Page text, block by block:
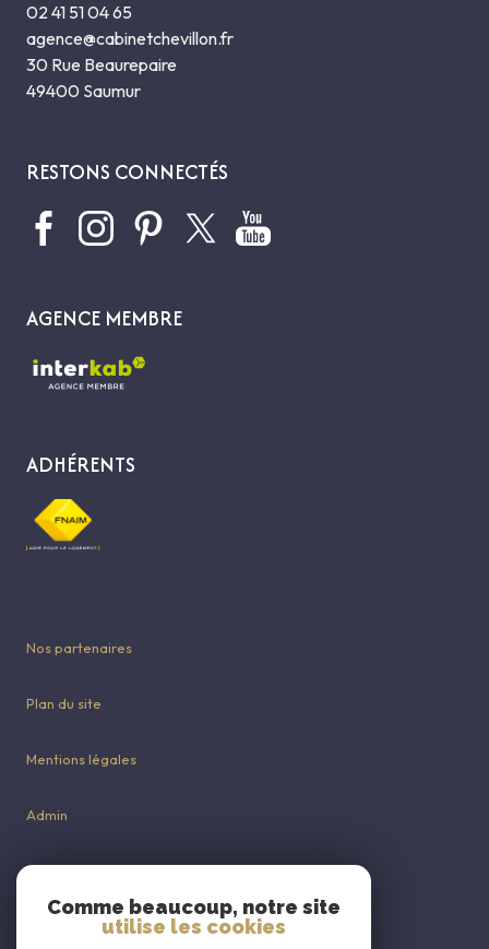
02 41 51 04 65
agence@cabinetchevillon.fr
30 Rue Beaurepaire
49400 Saumur
RESTONS CONNECTÉS
AGENCE MEMBRE
ADHÉRENTS
Nos partenaires
Plan du site
Mentions légales
Admin
Nos honoraires
Politique RGPD
Comme beaucoup, notre site
utilise les cookies